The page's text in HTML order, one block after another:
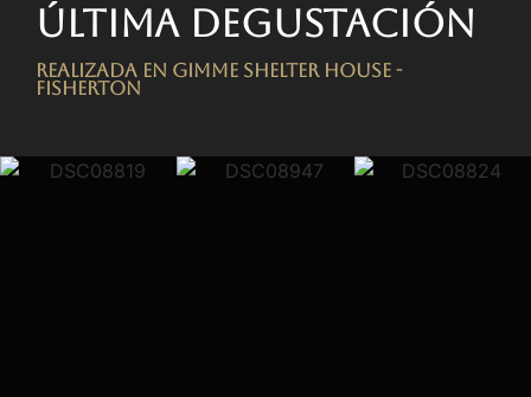
Última degustación
Realizada en Gimme Shelter House -
FISHERTON